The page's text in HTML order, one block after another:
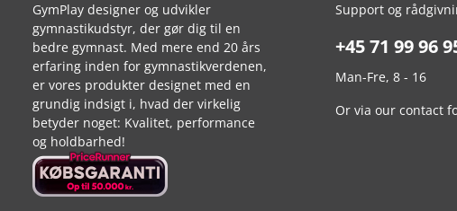
GymPlay designer og udvikler
gymnastikudstyr, der gør dig til en
bedre gymnast. Med mere end 20 års
erfaring inden for gymnastikverdenen,
er vores produkter designet med en
grundig indsigt i, hvad der virkelig
betyder noget: Kvalitet, performance
og holdbarhed!
Support og
+45 71 99 96
Man-Fre, 8 - 16
Or via our contact